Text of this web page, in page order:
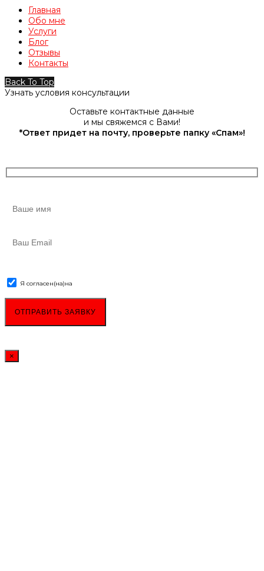
Главная
Обо мне
Услуги
Блог
Отзывы
Контакты
Back To Top
Узнать условия консультации
Оставьте контактные данные
и мы свяжемся с Вами!
*Ответ придет на почту, проверьте папку «Спам»!
Я согласен(на)на
×